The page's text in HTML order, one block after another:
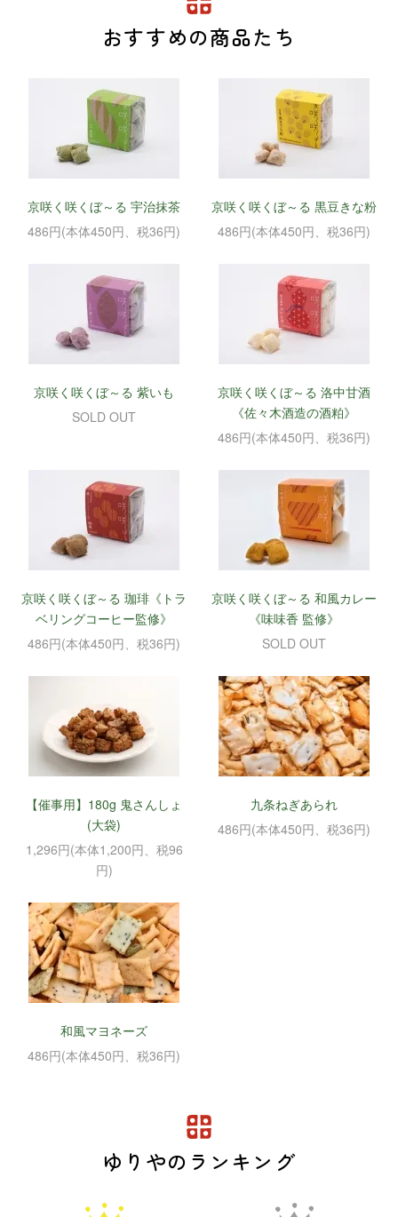
おすすめの商品たち
京咲く咲くぼ～る 宇治抹茶
486円(本体450円、税36円)
京咲く咲くぼ～る 黒豆きな粉
486円(本体450円、税36円)
京咲く咲くぼ～る 紫いも
SOLD OUT
京咲く咲くぼ～る 洛中甘酒
《佐々木酒造の酒粕》
486円(本体450円、税36円)
京咲く咲くぼ～る 珈琲《トラ
ベリングコーヒー監修》
486円(本体450円、税36円)
京咲く咲くぼ～る 和風カレー
《味味香 監修》
SOLD OUT
【催事用】180g 鬼さんしょ
(大袋)
1,296円(本体1,200円、税96
円)
九条ねぎあられ
486円(本体450円、税36円)
和風マヨネーズ
486円(本体450円、税36円)
ゆりやのランキング